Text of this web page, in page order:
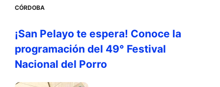
CÓRDOBA
¡San Pelayo te espera! Conoce la
programación del 49° Festival
Nacional del Porro